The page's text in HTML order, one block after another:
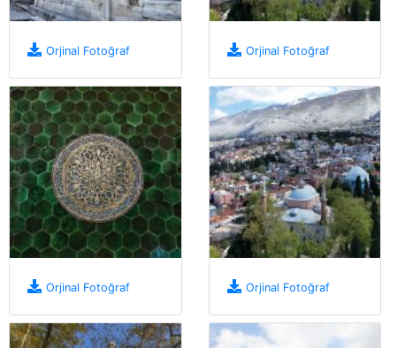
Orjinal Fotoğraf Orjinal Fotoğraf
Orjinal Fotoğraf Orjinal Fotoğraf